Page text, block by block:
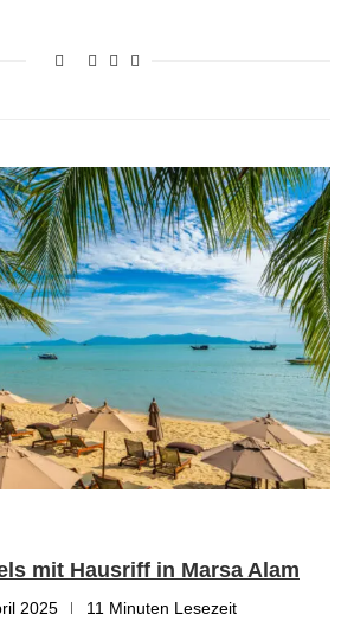
mit Hausriff in Marsa Alam
2025 11 Minuten Lesezeit